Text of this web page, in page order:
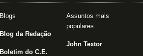
Blogs
Blog da Redação
Boletim do C.E.
Assuntos mais
populares
John Textor